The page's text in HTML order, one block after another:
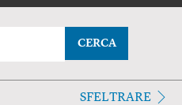
CERCA
SFELTRARE